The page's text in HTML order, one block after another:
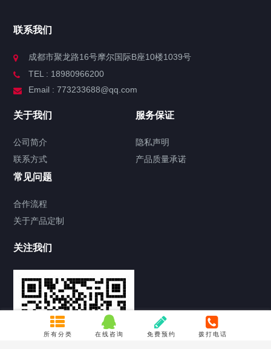
联系我们
成都市聚龙路16号摩尔国际B座10楼1039号
TEL : 18980966200
Email : 773233688@qq.com
关于我们
公司简介
联系方式
服务保证
隐私声明
产品质量承诺
常见问题
合作流程
关于产品定制
关注我们
所有分类 在线咨询 免费预约 拨打电话